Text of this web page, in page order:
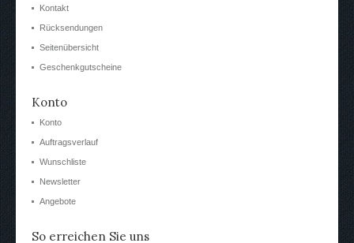
Kontakt
Rücksendungen
Seitenübersicht
Geschenkgutscheine
Konto
Konto
Auftragsverlauf
Wunschliste
Newsletter
Angebote
So erreichen Sie uns